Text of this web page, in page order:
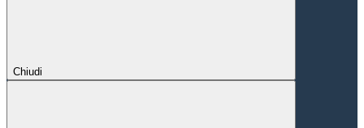
Chiudi